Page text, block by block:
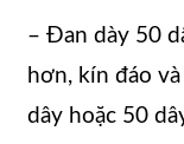
– Đan dày 50
hơn, kín đáo
dây hoặc 50